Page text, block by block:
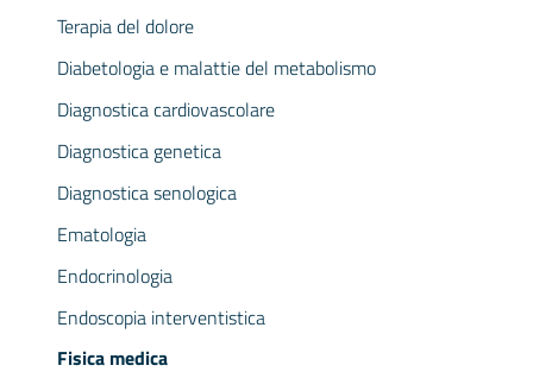
Terapia del dolore
Diabetologia e malattie del metabolismo
Diagnostica cardiovascolare
Diagnostica genetica
Diagnostica senologica
Ematologia
Endocrinologia
Endoscopia interventistica
Fisica medica